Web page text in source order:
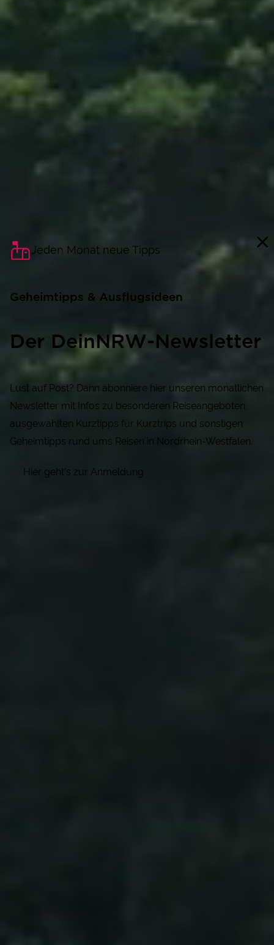
Jeden Monat neue Tipps
Geheimtipps & Ausflugsideen
Der DeinNRW-Newsletter
Lust auf Post? Dann abonniere hier unseren monatlichen
Newsletter mit Infos zu besonderen Reiseangeboten,
ausgewählten Kurztipps für Kurztrips und sonstigen
Geheimtipps rund ums Reisen in Nordrhein-Westfalen.
Hier geht's zur Anmeldung